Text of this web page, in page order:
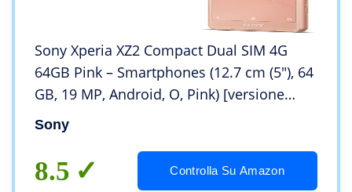
Sony Xperia XZ2 Compact Dual SIM 4G
64GB Pink – Smartphones (12.7 cm (5″), 64
GB, 19 MP, Android, O, Pink) [versione
Germania]
Sony
8.5 Controlla Su Amazon